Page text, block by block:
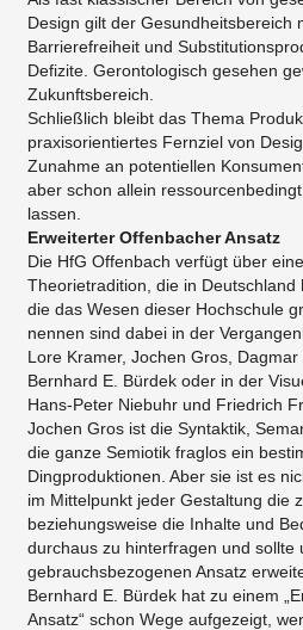
Design gilt der Gesundheitsbereich
Barrierefreiheit und
Defizite. Gerontologisch gesehen
Zukunftsbereich.
Schließlich bleibt das Thema
praxisorientiertes Fernziel von
Zunahme an potentiellen
aber schon allein
lassen.
Erweiterter Offenbacher Ansatz
Die HfG Offenbach verfügt über
Theorietradition, die in Deutschland
die das Wesen dieser Hochschule
nennen sind dabei in der
Lore Kramer, Jochen Gros, Dagmar
Bernhard E. Bürdek oder in der
Hans-Peter Niebuhr und Friedrich
Jochen Gros ist die Syntaktik,
die ganze Semiotik fraglos ein
Dingproduktionen. Aber sie ist es
im Mittelpunkt jeder Gestaltung die
beziehungsweise die Inhalte und
durchaus zu hinterfragen und sollte
gebrauchsbezogenen Ansatz
Bernhard E. Bürdek hat zu einem
Ansatz“ schon Wege aufgezeigt,